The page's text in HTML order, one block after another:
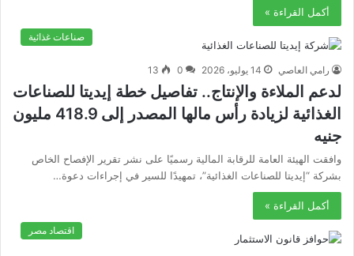
أكمل القراءة »
صناعات غذائية
رامي العاصي 14 يوليو، 2026 0
13
لدعم الملاءة والإنتاج.. تفاصيل خطة إيديتا للصناعات
الغذائية لزيادة رأس مالها المصدر إلى 418.9 مليون
جنيه
وافقت الهيئة العامة للرقابة المالية رسميًا على نشر تقرير الإفصاح الخاص
بشركة “إيديتا للصناعات الغذائية”، تمهيدًا للسير في إجراءات دعوة…
أكمل القراءة »
اقتصاد مصر